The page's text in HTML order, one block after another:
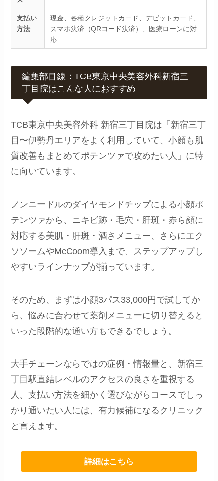
支払い
方法
現金、各種クレジットカード、デビットカード、
スマホ決済（QRコード決済）、医療ローンに対
応
編集部目線：TCB東京中央美容外科新宿三
丁目院はこんな人におすすめ
TCB東京中央美容外科 新宿三丁目院は「新宿三丁
目〜伊勢丹エリアをよく利用していて、小顔も肌
質改善もまとめてポテンツァで攻めたい人」に特
に向いています。
ノンニードルのダイヤモンドチップによる小顔ポ
テンツァから、ニキビ跡・毛穴・肝斑・赤ら顔に
対応する美肌・肝斑・酒さメニュー、さらにエク
ソソームやMcCoom導入まで、ステップアップし
やすいラインナップが揃っています。
そのため、まずは小顔3パス33,000円で試してか
ら、悩みに合わせて薬剤メニューに切り替えると
いった段階的な通い方もできるでしょう。
大手チェーンならではの症例・情報量と、新宿三
丁目駅直結レベルのアクセスの良さを重視する
人、支払い方法を細かく選びながらコースでしっ
かり通いたい人には、有力候補になるクリニック
と言えます。
詳細はこちら